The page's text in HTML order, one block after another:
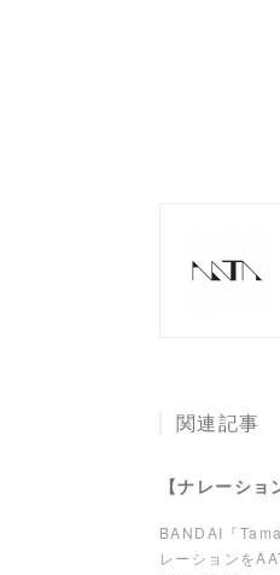
関連記事
BANDAI『
レーションを